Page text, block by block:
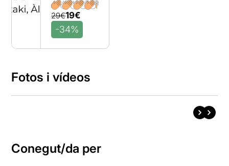
29€19€
-34%
Fotos i vídeos
Conegut/da per